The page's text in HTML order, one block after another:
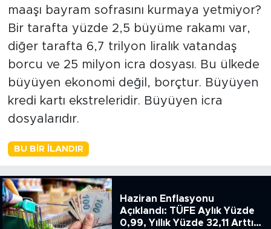
maaşı bayram sofrasını kurmaya yetmiyor?
Bir tarafta yüzde 2,5 büyüme rakamı var,
diğer tarafta 6,7 trilyon liralık vatandaş
borcu ve 25 milyon icra dosyası. Bu ülkede
büyüyen ekonomi değil, borçtur. Büyüyen
kredi kartı ekstreleridir. Büyüyen icra
dosyalarıdır.
BU BIR İLANDIR
Haziran Enflasyonu
Açıklandı: TÜFE Aylık Yüzde
0,99, Yıllık Yüzde 32,11 Arttı,